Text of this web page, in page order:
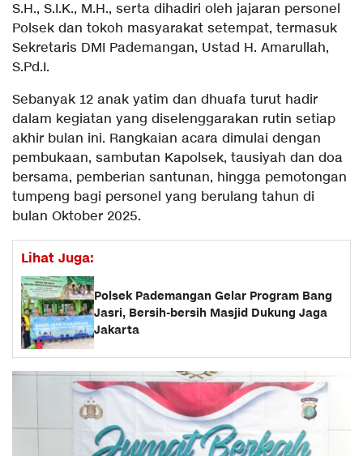
S.H., S.I.K., M.H., serta dihadiri oleh jajaran personel
Polsek dan tokoh masyarakat setempat, termasuk
Sekretaris DMI Pademangan, Ustad H. Amarullah,
S.Pd.I.
Sebanyak 12 anak yatim dan dhuafa turut hadir
dalam kegiatan yang diselenggarakan rutin setiap
akhir bulan ini. Rangkaian acara dimulai dengan
pembukaan, sambutan Kapolsek, tausiyah dan doa
bersama, pemberian santunan, hingga pemotongan
tumpeng bagi personel yang berulang tahun di
bulan Oktober 2025.
Lihat Juga:
Polsek Pademangan Gelar Program Bang
Jasri, Bersih-bersih Masjid Dukung Jaga
Jakarta